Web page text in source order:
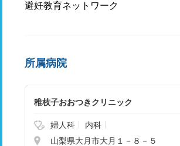
避妊教育ネットワーク
所属病院
稚枝子おおつきクリニック
婦人科
内科
山梨県大月市大月１－８－５